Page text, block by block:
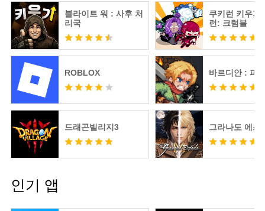
블라이트 워 : 사후 처
리국
쿠키런 키우기
런: 크럼블
ROBLOX 바르디안 : 피
드래곤빌리지3 그라나도 에스
인기 앱